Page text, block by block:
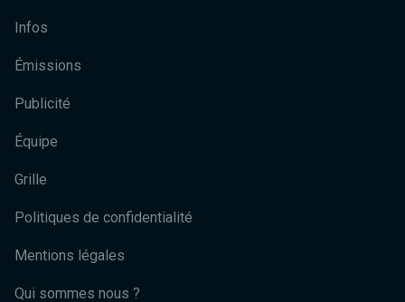
Infos
Émissions
Publicité
Équipe
Grille
Politiques de confidentialité
Mentions légales
Qui sommes nous ?